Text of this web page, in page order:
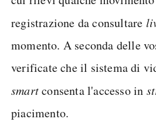
registrazione da consultare
momento. A seconda delle
verificate che il sistema di
smartconsenta l'accesso in
piacimento.